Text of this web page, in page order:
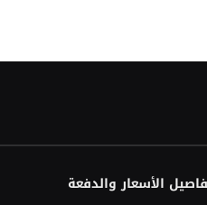
الأسعار والدفعة